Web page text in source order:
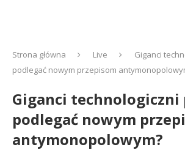
Strona główna Live
Giganci
podlegać nowym przepisom
Giganci
podlegać nowym
antymonopolowym?